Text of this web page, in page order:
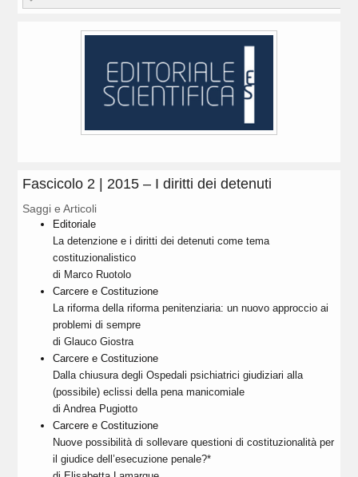
Fascicolo 2 | 2015 – I diritti dei detenuti
Saggi e Articoli
Editoriale
La detenzione e i diritti dei detenuti come tema
costituzionalistico
di Marco Ruotolo
Carcere e Costituzione
La riforma della riforma penitenziaria: un nuovo approccio ai
problemi di sempre
di Glauco Giostra
Carcere e Costituzione
Dalla chiusura degli Ospedali psichiatrici giudiziari alla
(possibile) eclissi della pena manicomiale
di Andrea Pugiotto
Carcere e Costituzione
Nuove possibilità di sollevare questioni di costituzionalità per
il giudice dell’esecuzione penale?*